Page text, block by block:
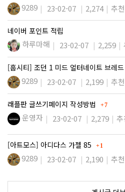
9289 23-02-07 2,274 추
네이버 포인트 적립
하루마해 23-02-07 2,259
[훕시티] 조던 1 미드 얼터네이트 브레드
9289 23-02-07 2,199 추
래플판 글쓰기페이지 작성방법 댓글
7
운영자 23-02-07 2,279
[아트모스] 아디다스 가젤 85 댓글
1
9289 23-02-07 2,190 추